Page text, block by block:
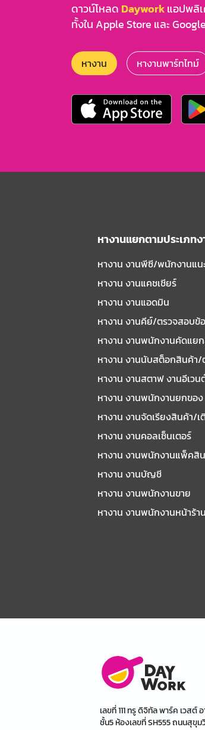
ดาวน์โหลด Dayworkแอปพลิ
ทั้งใน Apple Store และ
หางาน หางานพาร์ทไทม์
หางานแยกตามประเภท
หางาน งานพีซี/พนักงานแน
หางาน งานแคชเชียร์
หางาน งานแอดมิน
หางาน งานคีย์/ตรวจสอบข้
หางาน งานพนักงานคัดแย
หางาน งานนับสต็อกสินค้า
หางาน งานสตาฟ งานอีเวน
หางาน งานพนักงานยกของ
หางาน งานจัดเรียงสินค้า/
หางาน งานคอลเซ็นเตอร์
หางาน งานพนักงานแพ็คสิ
หางาน งานบัญชี
หางาน งานพนักงานขาย
หางาน งานพนักงานหน้าร้
เลขที่ 111 ทรู ดิจิทัล พาร์ค เวสต์
ชั้น5 ห้องเลขที่ SH555 ถนนสุขุ